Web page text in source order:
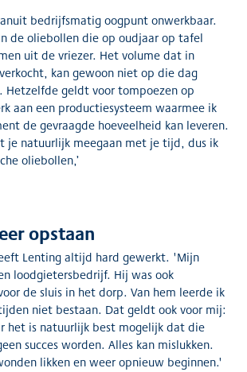
bedrijfsmatig oogpunt onwerkbaar.
de oliebollen die op oudjaar op tafel
uit de vriezer. Het volume dat in
kan gewoon niet op die dag
Hetzelfde geldt voor tompoezen op
aan een productiesysteem waarmee ik
de gevraagde hoeveelheid kan leveren.
je natuurlijk meegaan met je tijd, dus ik
oliebollen,’
opstaan
Lenting altijd hard gewerkt. 'Mijn
loodgietersbedrijf. Hij was ook
de sluis in het dorp. Van hem leerde ik
niet bestaan. Dat geldt ook voor mij:
het is natuurlijk best mogelijk dat die
succes worden. Alles kan mislukken.
likken en weer opnieuw beginnen.'